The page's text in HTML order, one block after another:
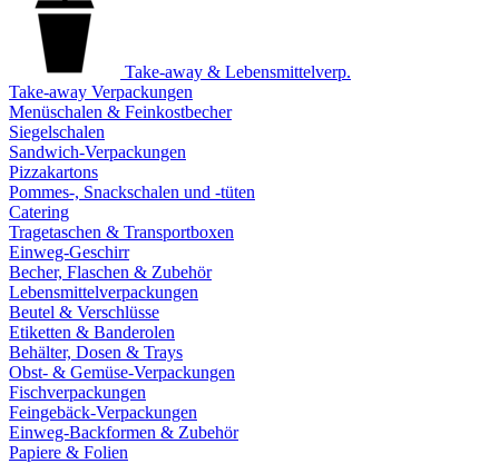
Take-away & Lebensmittelverp.
Take-away Verpackungen
Menüschalen & Feinkostbecher
Siegelschalen
Sandwich-Verpackungen
Pizzakartons
Pommes-, Snackschalen und -tüten
Catering
Tragetaschen & Transportboxen
Einweg-Geschirr
Becher, Flaschen & Zubehör
Lebensmittelverpackungen
Beutel & Verschlüsse
Etiketten & Banderolen
Behälter, Dosen & Trays
Obst- & Gemüse-Verpackungen
Fischverpackungen
Feingebäck-Verpackungen
Einweg-Backformen & Zubehör
Papiere & Folien